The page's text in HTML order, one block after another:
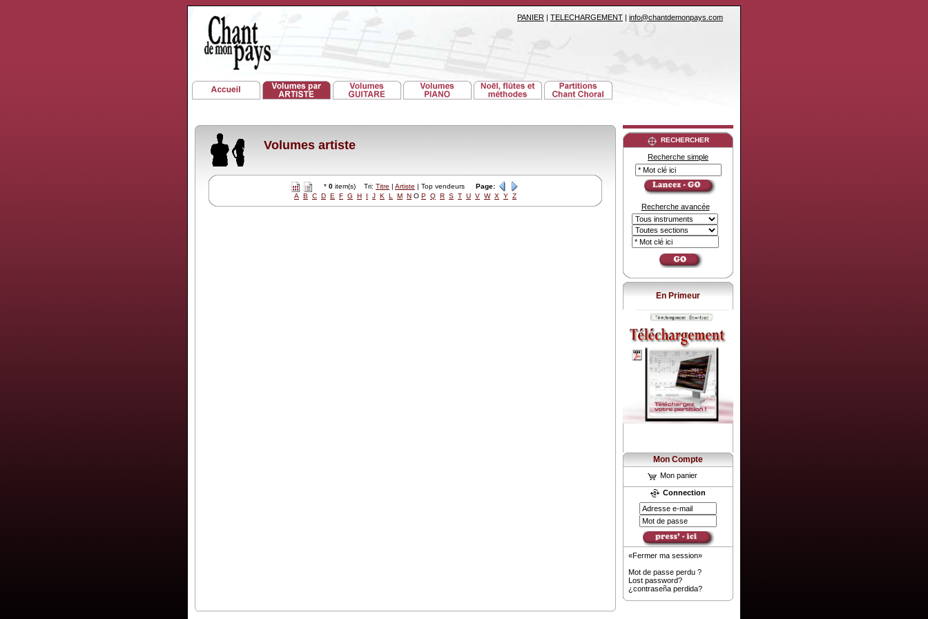
PANIER | TELECHARGEMENT | info@chantdemonpays.com
Volumes artiste
* 0 item(s) Tri: Titre | Artiste | Top vendeurs
Page:
A
B C D E F G H I J K L M N O P Q R S T U V W X Y Z
RECHERCHER
Recherche simple
Recherche avancée
En Primeur
Mon Compte
Mon panier
Connection
«Fermer ma session»
Mot de passe perdu ?
Lost password?
¿contraseña perdida?